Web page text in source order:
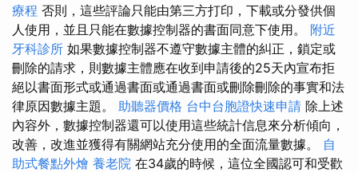
療程 否則，這些評論只能由第三方打印，下載或分發供個
人使用，並且只能在數據控制器的書面同意下使用。 附近
牙科診所 如果數據控制器不遵守數據主體的糾正，鎖定或
刪除的請求，則數據主體應在收到申請後的25天內宣布拒
絕以書面形式或通過書面或通過書面或刪除刪除的事實和法
律原因數據主題。 助聽器價格 台中台胞證快速申請 除上述
內容外，數據控制器還可以使用這些統計信息來分析傾向，
改善，改進並獲得有關網站充分使用的全面流量數據。 自
助式餐點外燴 養老院 在34歲的時候，這位全國認可和受歡